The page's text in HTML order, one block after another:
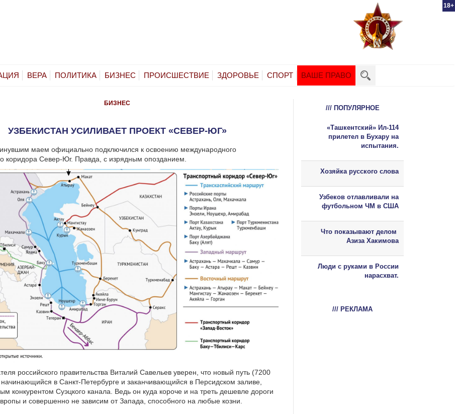
18+
ВЕРА ПОЛИТИКА БИЗНЕС ПРОИСШЕСТВИЕ ЗДОРОВЬЕ СПОРТ ВАШЕ ПРАВО
БИЗНЕС
УЗБЕКИСТАН УСИЛИВАЕТ ПРОЕКТ «СЕВЕР-ЮГ»
маем официально подключился к освоению международного
коридора Север-Юг. Правда, с изрядным опозданием.
российского правительства Виталий Савельев уверен, что новый путь (7200
в Санкт-Петербурге и заканчивающийся в Персидском заливе,
конкурентом Суэцкого канала. Ведь он куда короче и на треть дешевле дороги
и совершенно не зависим от Запада, способного на любые козни.
/// ПОПУЛЯРНОЕ
«Ташкентский» Ил-114
прилетел в Бухару на
испытания.
Хозяйка русского слова
Узбеков отлавливали на
футбольном ЧМ в США
Что показывают делом
Азиза Хакимова
Люди с руками в России
нарасхват.
/// РЕКЛАМА